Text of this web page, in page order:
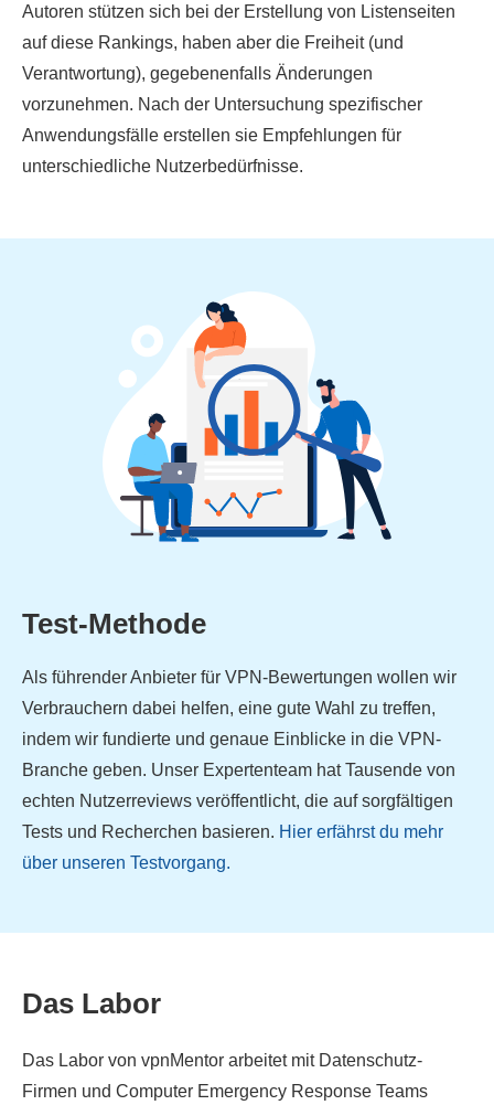
Autoren stützen sich bei der Erstellung von Listenseiten
auf diese Rankings, haben aber die Freiheit (und
Verantwortung), gegebenenfalls Änderungen
vorzunehmen. Nach der Untersuchung spezifischer
Anwendungsfälle erstellen sie Empfehlungen für
unterschiedliche Nutzerbedürfnisse.
Test-Methode
Als führender Anbieter für VPN-Bewertungen wollen wir
Verbrauchern dabei helfen, eine gute Wahl zu treffen,
indem wir fundierte und genaue Einblicke in die VPN-
Branche geben. Unser Expertenteam hat Tausende von
echten Nutzerreviews veröffentlicht, die auf sorgfältigen
Tests und Recherchen basieren. Hier erfährst du mehr
über unseren Testvorgang.
Das Labor
Das Labor von vpnMentor arbeitet mit Datenschutz-
Firmen und Computer Emergency Response Teams